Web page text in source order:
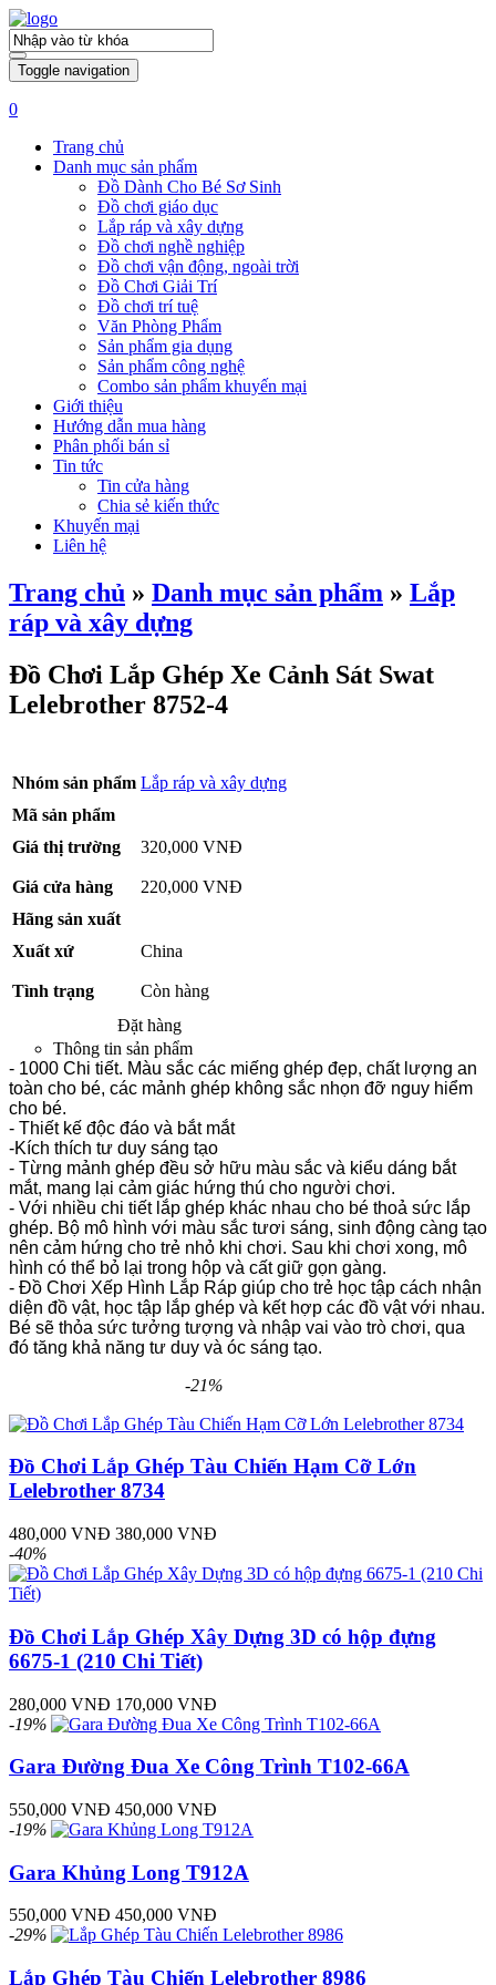
Toggle navigation
0
Trang chủ
Danh mục sản phẩm
Đồ Dành Cho Bé Sơ Sinh
Đồ chơi giáo dục
Lắp ráp và xây dựng
Đồ chơi nghề nghiệp
Đồ chơi vận động, ngoài trời
Đồ Chơi Giải Trí
Đồ chơi trí tuệ
Văn Phòng Phẩm
Sản phẩm gia dụng
Sản phẩm công nghệ
Combo sản phẩm khuyến mại
Giới thiệu
Hướng dẫn mua hàng
Phân phối bán sỉ
Tin tức
Tin cửa hàng
Chia sẻ kiến thức
Khuyến mại
Liên hệ
Trang chủ » Danh mục sản phẩm » Lắp
ráp và xây dựng
Đồ Chơi Lắp Ghép Xe Cảnh Sát Swat
Lelebrother 8752-4
Nhóm sản phẩm Lắp ráp và xây dựng
Mã sản phẩm
Giá thị trường
320,000 VNĐ
Giá cửa hàng
220,000 VNĐ
Hãng sản xuất
Xuất xứ
China
Tình trạng
Còn hàng
Đặt hàng
Thông tin sản phẩm
- 1000 Chi tiết. Màu sắc các miếng ghép đẹp, chất lượng an
toàn cho bé, các mảnh ghép không sắc nhọn đỡ nguy hiểm
cho bé.
- Thiết kế độc đáo và bắt mắt
-Kích thích tư duy sáng tạo
- Từng mảnh ghép đều sở hữu màu sắc và kiểu dáng bắt
mắt, mang lại cảm giác hứng thú cho người chơi.
- Với nhiều chi tiết lắp ghép khác nhau cho bé thoả sức lắp
ghép. Bộ mô hình với màu sắc tươi sáng, sinh động càng tạo
nên cảm hứng cho trẻ nhỏ khi chơi. Sau khi chơi xong, mô
hình có thể bỏ lại trong hộp và cất giữ gọn gàng.
- Đồ Chơi Xếp Hình Lắp Ráp giúp cho trẻ học tập cách nhận
diện đồ vật, học tập lắp ghép và kết hợp các đồ vật với nhau.
Bé sẽ thỏa sức tưởng tượng và nhập vai vào trò chơi, qua
đó tăng khả năng tư duy và óc sáng tạo.
-21%
Đồ Chơi Lắp Ghép Tàu Chiến Hạm Cỡ Lớn
Lelebrother 8734
480,000 VNĐ 380,000 VNĐ
-40%
Đồ Chơi Lắp Ghép Xây Dựng 3D có hộp đựng
6675-1 (210 Chi Tiết)
280,000 VNĐ 170,000 VNĐ
-19%
Gara Đường Đua Xe Công Trình T102-66A
550,000 VNĐ 450,000 VNĐ
-19%
Gara Khủng Long T912A
550,000 VNĐ 450,000 VNĐ
-29%
Lắp Ghép Tàu Chiến Lelebrother 8986